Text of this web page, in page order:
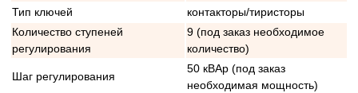
Тип ключей
контакторы/тиристоры
Количество ступеней
регулирования
9 (под заказ необходимое
количество)
Шаг регулирования
50 кВАр (под заказ
необходимая мощность)